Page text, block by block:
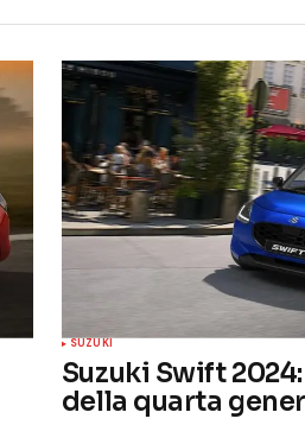
SUZUKI
Suzuki Swift
della quarta